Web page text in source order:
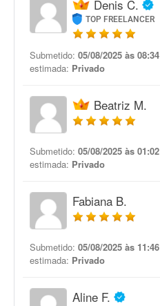
Denis C.
TOP FREELANCER
Submetido: 05/08/2025 às 08:34
estimada: Privado
Beatriz M.
Submetido: 05/08/2025 às 01:02
estimada: Privado
Fabiana B.
Submetido: 05/08/2025 às 11:46
estimada: Privado
Aline F.